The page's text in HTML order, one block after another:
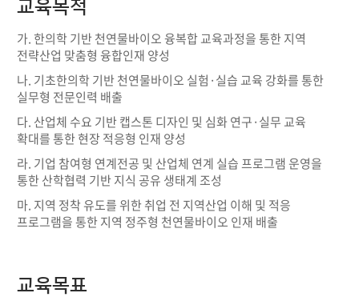
교육목적
가. 한의학 기반 천연물바이오 융복합 교육과정을 통한 지역
전략산업 맞춤형 융합인재 양성
나. 기초한의학 기반 천연물바이오 실험·실습 교육 강화를 통한
실무형 전문인력 배출
다. 산업체 수요 기반 캡스톤 디자인 및 심화 연구·실무 교육
확대를 통한 현장 적응형 인재 양성
라. 기업 참여형 연계전공 및 산업체 연계 실습 프로그램 운영을
통한 산학협력 기반 지식 공유 생태계 조성
마. 지역 정착 유도를 위한 취업 전 지역산업 이해 및 적응
프로그램을 통한 지역 정주형 천연물바이오 인재 배출
교육목표